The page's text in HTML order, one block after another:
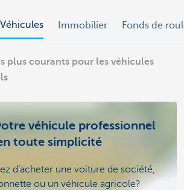
Véhicules Immobilier Fonds de
plus courants pour les véhicules
véhicule professionnel
toute simplicité
d’acheter une voiture de société,
ou un véhicule agricole?